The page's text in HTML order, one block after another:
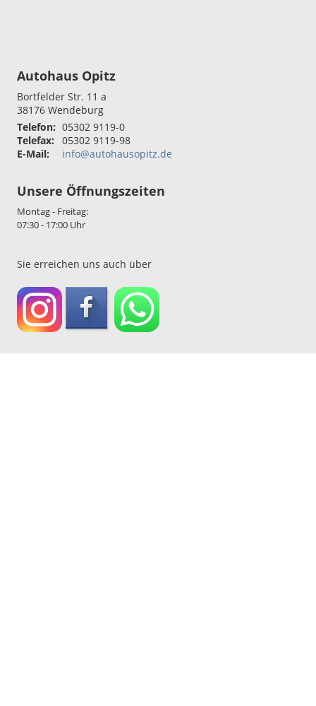
Autohaus Opitz
Bortfelder Str. 11 a
38176 Wendeburg
Telefon: 05302 9119-0
Telefax:
05302 9119-98
E-Mail:
info@autohausopitz.de
Unsere Öffnungszeiten
Montag - Freitag:
07:30 - 17:00 Uhr
Sie erreichen uns auch über